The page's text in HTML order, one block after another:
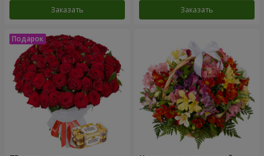
Заказать Заказать